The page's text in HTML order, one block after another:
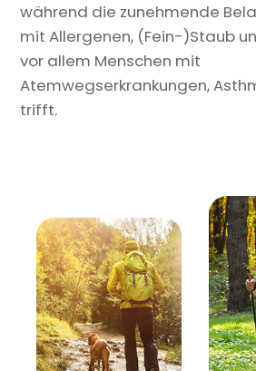
während die zunehmende
mit Allergenen, (Fein-)Staub
vor allem Menschen mit
Atemwegserkrankungen,
trifft.